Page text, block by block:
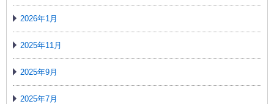
2026年1月
2025年11月
2025年9月
2025年7月